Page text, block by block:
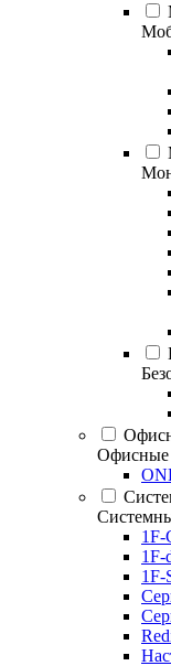
Офисные
1F-
1F-
1F-